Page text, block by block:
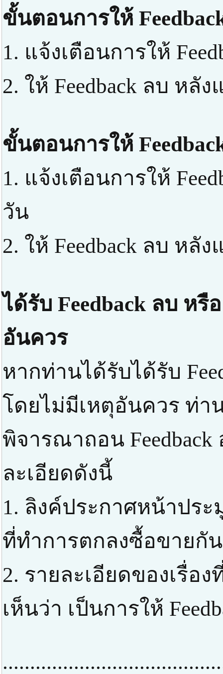
ขั้นตอนการให้
1. แจ้งเตือนการให้
2. ให้ Feedback ลบ หลั
ขั้นตอนการให้
1. แจ้งเตือนการให้
วัน
2. ให้ Feedback ลบ หลั
ได้รับ Feedback ลบ หรื
อันควร
หากท่านได้รับได้รับ
โดยไม่มีเหตุอันควร ท่า
พิจารณาถอน
ละเอียดดังนี้
1. ลิงค์ประกาศหน้าปร
ที่ทำการตกลงซื้อขายกัน
2. รายละเอียดของเรื่อ
เห็นว่า เป็นการให้